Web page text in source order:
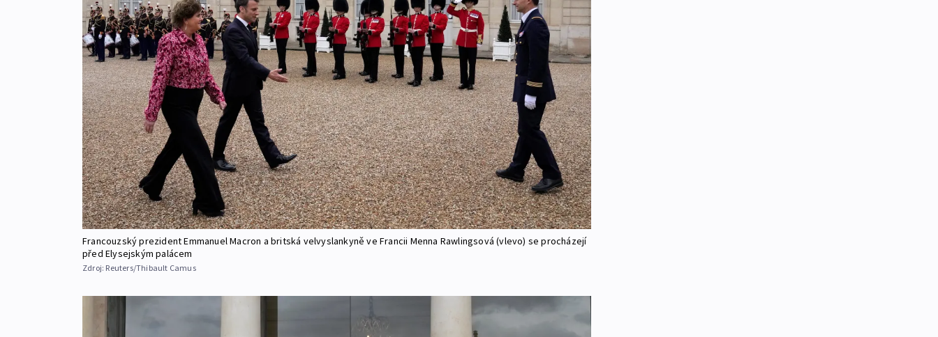
Francouzský prezident Emmanuel Macron a britská velvyslankyně ve Francii Menna Rawlingsová (vlevo) se procházejí
před Elysejským palácem
Zdroj: Reuters/Thibault Camus